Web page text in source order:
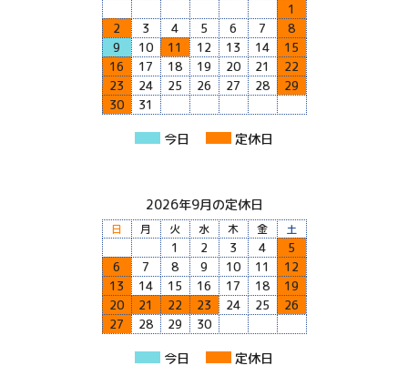
1
2
3 4 5 6 7
8
9
10 11 12 13 14
15
16
17 18 19 20 21
22
23
24 25 26 27 28
29
30
31
今日 定休日
2026年9月の定休日
日 月 火 水 木 金 土
1 2 3 4
5
6
7 8 9 10 11
12
13
14 15 16 17 18
19
20
21 22 23 24 25
26
27
28 29 30
今日 定休日